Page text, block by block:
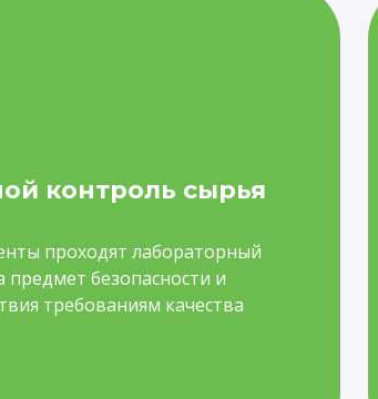
контроль сырья
проходят лабораторный
предмет безопасности и
требованиям качества